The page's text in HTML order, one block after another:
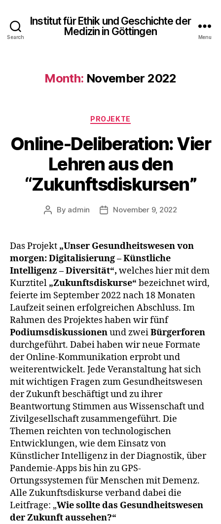
Search
Institut für Ethik und Geschichte der
Medizin in Göttingen
Menu
Month: November 2022
Categories
PROJEKTE
Online-Deliberation: Vier
Lehren aus den
“Zukunftsdiskursen”
Post
By admin
PostNovember 9, 2022
Das Projekt „Unser Gesundheitswesen von
morgen: Digitalisierung – Künstliche
Intelligenz – Diversität“, welches hier mit dem
Kurztitel „Zukunftsdiskurse“ bezeichnet wird,
feierte im September 2022 nach 18 Monaten
Laufzeit seinen erfolgreichen Abschluss. Im
Rahmen des Projektes haben wir fünf
Podiumsdiskussionenund zweiBürgerforen
durchgeführt. Dabei haben wir neue Formate
der Online-Kommunikation erprobt und
weiterentwickelt. Jede Veranstaltung hat sich
mit wichtigen Fragen zum Gesundheitswesen
der Zukunft beschäftigt und zu ihrer
Beantwortung Stimmen aus Wissenschaft und
Zivilgesellschaft zusammengeführt. Die
Themen reichten von technologischen
Entwicklungen, wie dem Einsatz von
Künstlicher Intelligenz in der Diagnostik, über
Pandemie-Apps bis hin zu GPS-
Ortungssystemen für Menschen mit Demenz.
Alle Zukunftsdiskurse verband dabei die
Leitfrage: „Wie sollte das Gesundheitswesen
der Zukunft aussehen?“